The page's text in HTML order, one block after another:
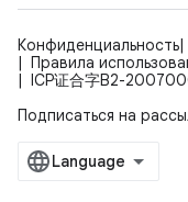
Конфиденциальность
Правила
ICP证合字B2-
Подписаться на